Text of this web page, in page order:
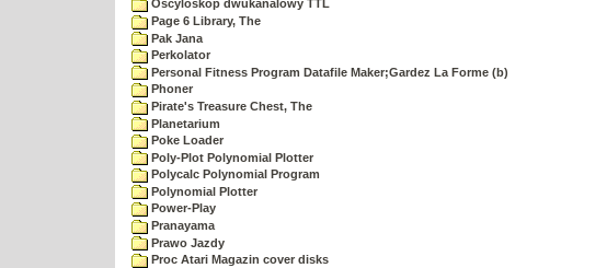
Oscyloskop dwukanalowy TTL
Page 6 Library, The
Pak Jana
Perkolator
Personal Fitness Program Datafile Maker;Gardez La Forme (b)
Phoner
Pirate's Treasure Chest, The
Planetarium
Poke Loader
Poly-Plot Polynomial Plotter
Polycalc Polynomial Program
Polynomial Plotter
Power-Play
Pranayama
Prawo Jazdy
Proc Atari Magazin cover disks